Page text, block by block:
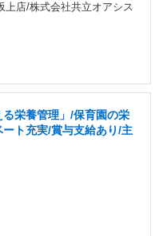
店/株式会社共立オアシス
る栄養管理」/保育園の栄
ト充実/賞与支給あり/主